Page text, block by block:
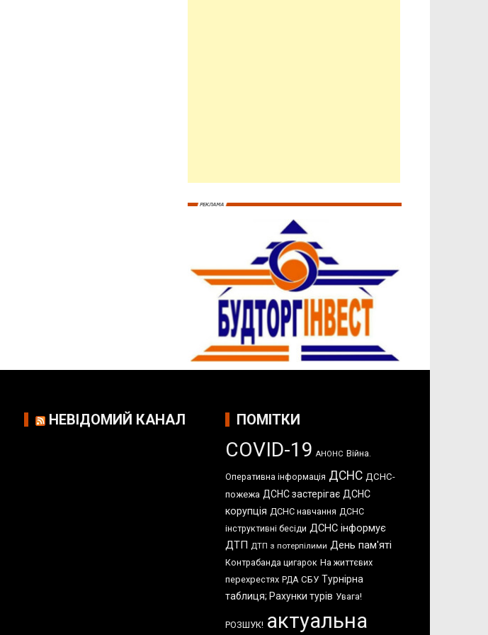
НЕВІДОМИЙ КАНАЛ ПОМІТКИ
COVID-19 АНОНС Війна.
Оперативна інформація ДСНС ДСНС-
пожежа ДСНС застерігає ДСНС
корупція ДСНС навчання ДСНС
інструктивні бесіди ДСНС інформує
ДТП ДТП з потерпілими День пам'яті
Контрабанда цигарок На життєвих
перехрестях РДА СБУ Турнірна
таблиця; Рахунки турів Увага!
РОЗШУК! актуальна